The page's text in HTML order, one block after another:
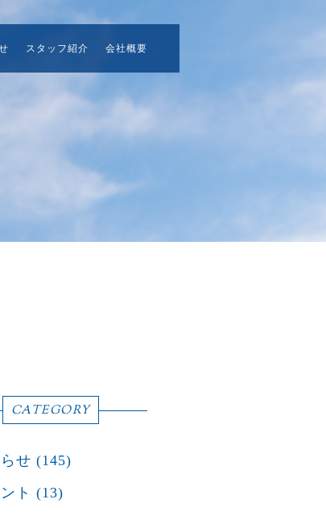
スタッフ紹介 会社概要
CATEGORY
せ (145)
ト (13)